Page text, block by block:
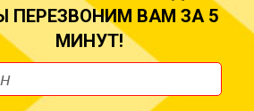
ПЕРЕЗВОНИМ ВАМ ЗА 5
МИНУТ!